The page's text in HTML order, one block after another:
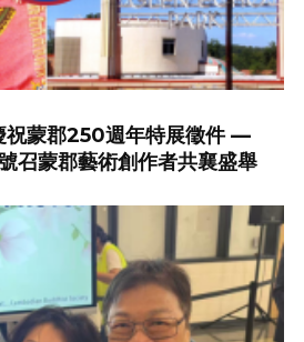
祝蒙郡250週年特展徵件 —
召蒙郡藝術創作者共襄盛舉